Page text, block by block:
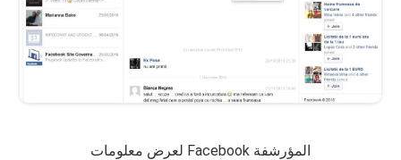
لعرض معلومات Facebook المؤرشفة